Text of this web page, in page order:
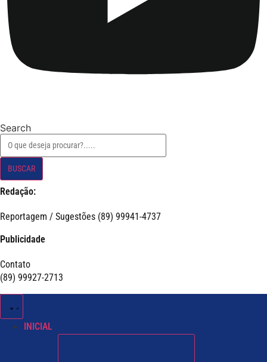
Search
BUSCAR
Redação:
Reportagem / Sugestões (89) 99941-4737
Publicidade
Contato
(89) 99927-2713
INICIAL